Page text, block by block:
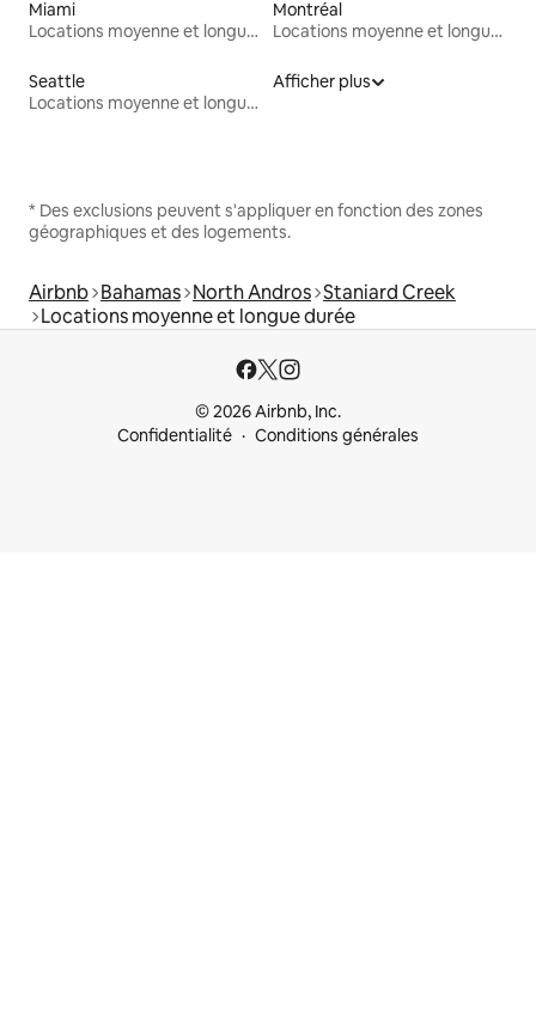
Miami
Locations moyenne et longue durée
Montréal
Locations moyenne et longue durée
Seattle
Locations moyenne et longue durée
Afficher plus
* Des exclusions peuvent s'appliquer en fonction des zones
géographiques et des logements.
Airbnb Bahamas North Andros Staniard Creek
Locations moyenne et longue durée
© 2026 Airbnb, Inc.
Confidentialité
Conditions générales